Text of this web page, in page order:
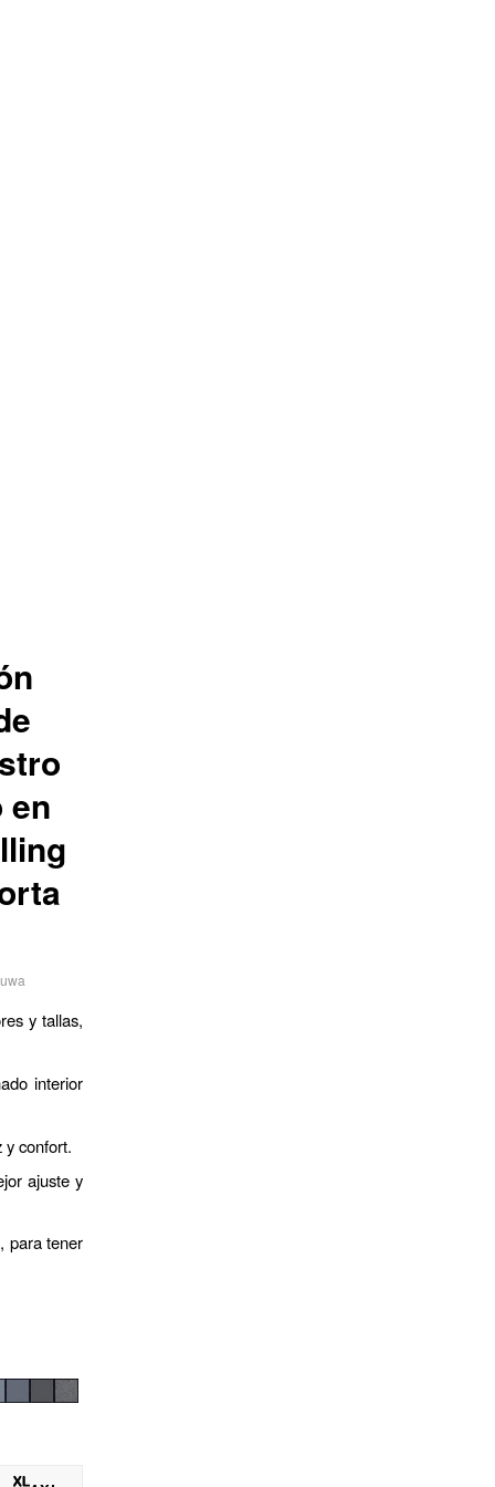
en
y tallas,
interior
y confort.
ajuste y
para tener